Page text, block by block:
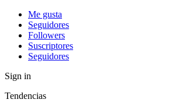
Me gusta
Seguidores
Followers
Suscriptores
Seguidores
Sign in
Tendencias